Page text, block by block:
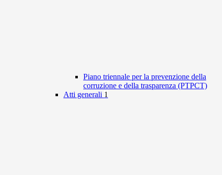
Piano triennale per la prevenzione della
corruzione e della trasparenza (PTPCT)
Atti generali 1